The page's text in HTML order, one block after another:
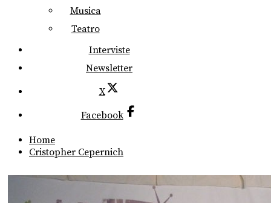
Musica
Teatro
Interviste
Newsletter
X
Facebook
Home
Cristopher Cepernich